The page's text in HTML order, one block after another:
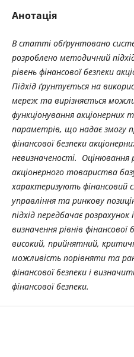
Анотація
В статті обґрунтовано
розроблено методичний
рівень фінансової безпеки
Підхід ґрунтується на
мереж та вирізняється
функціонування акціонерних
параметрів, що надає змогу
фінансової безпеки
невизначеності. Оцінювання
акціонерного товариства
характеризують фінансовий
управління та ринкову
підхід передбачає
визначення рівнів фінансової
високий, прийнятний,
можливість порівняти та
фінансової безпеки і
фінансової безпеки.